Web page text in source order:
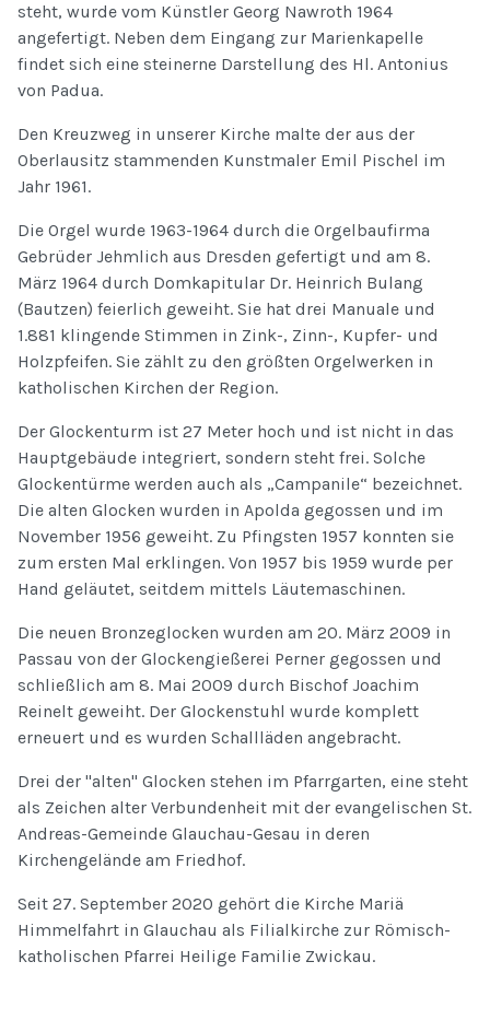
steht, wurde vom Künstler Georg Nawroth 1964
angefertigt. Neben dem Eingang zur Marienkapelle
findet sich eine steinerne Darstellung des Hl. Antonius
von Padua.
Den Kreuzweg in unserer Kirche malte der aus der
Oberlausitz stammenden Kunstmaler Emil Pischel im
Jahr 1961.
Die Orgel wurde 1963-1964 durch die Orgelbaufirma
Gebrüder Jehmlich aus Dresden gefertigt und am 8.
März 1964 durch Domkapitular Dr. Heinrich Bulang
(Bautzen) feierlich geweiht. Sie hat drei Manuale und
1.881 klingende Stimmen in Zink-, Zinn-, Kupfer- und
Holzpfeifen. Sie zählt zu den größten Orgelwerken in
katholischen Kirchen der Region.
Der Glockenturm ist 27 Meter hoch und ist nicht in das
Hauptgebäude integriert, sondern steht frei. Solche
Glockentürme werden auch als „Campanile“ bezeichnet.
Die alten Glocken wurden in Apolda gegossen und im
November 1956 geweiht. Zu Pfingsten 1957 konnten sie
zum ersten Mal erklingen. Von 1957 bis 1959 wurde per
Hand geläutet, seitdem mittels Läutemaschinen.
Die neuen Bronzeglocken wurden am 20. März 2009 in
Passau von der Glockengießerei Perner gegossen und
schließlich am 8. Mai 2009 durch Bischof Joachim
Reinelt geweiht. Der Glockenstuhl wurde komplett
erneuert und es wurden Schallläden angebracht.
Drei der "alten" Glocken stehen im Pfarrgarten, eine steht
als Zeichen alter Verbundenheit mit der evangelischen St.
Andreas-Gemeinde Glauchau-Gesau in deren
Kirchengelände am Friedhof.
Seit 27. September 2020 gehört die Kirche Mariä
Himmelfahrt in Glauchau als Filialkirche zur Römisch-
katholischen Pfarrei Heilige Familie Zwickau.